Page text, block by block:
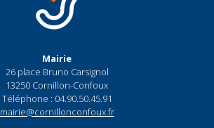
Mairie
26 place Bruno Carsignol
13250 Cornillon-Confoux
Téléphone : 04.90.50.45.91
mairie@cornillonconfoux.fr